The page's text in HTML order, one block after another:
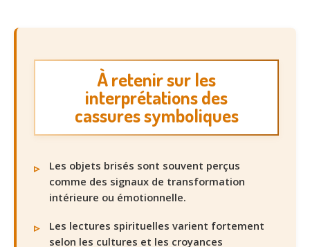
À retenir sur les
interprétations des
cassures symboliques
Les objets brisés sont souvent perçus
comme des signaux de transformation
intérieure ou émotionnelle.
Les lectures spirituelles varient fortement
selon les cultures et les croyances